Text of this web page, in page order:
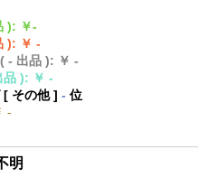
): ￥-
): ￥ -
( - 出品 ): ￥ -
品 ): ￥ -
[ その他]- 位
-
明